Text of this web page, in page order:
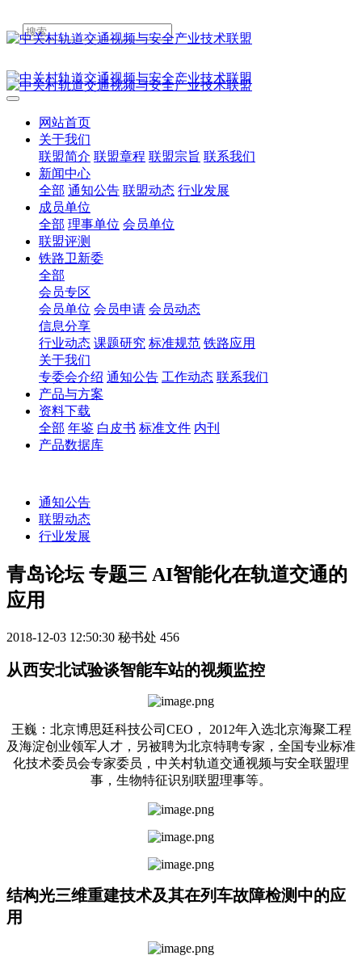
网站首页
关于我们
联盟简介 联盟章程 联盟宗旨 联系我们
新闻中心
全部 通知公告 联盟动态 行业发展
成员单位
全部 理事单位 会员单位
联盟评测
铁路卫新委
全部
会员专区
会员单位 会员申请 会员动态
信息分享
行业动态 课题研究 标准规范 铁路应用
关于我们
专委会介绍 通知公告 工作动态 联系我们
产品与方案
资料下载
全部 年鉴 白皮书 标准文件 内刊
产品数据库
通知公告
联盟动态
行业发展
青岛论坛 专题三 AI智能化在轨道交通的
应用
2018-12-03 12:50:30 秘书处 456
从西安北试验谈智能车站的视频监控
王巍：北京博思廷科技公司CEO， 2012年入选北京海聚工程
及海淀创业领军人才，另被聘为北京特聘专家，全国专业标准
化技术委员会专家委员，中关村轨道交通视频与安全联盟理
事，生物特征识别联盟理事等。
结构光三维重建技术及其在列车故障检测中的应
用